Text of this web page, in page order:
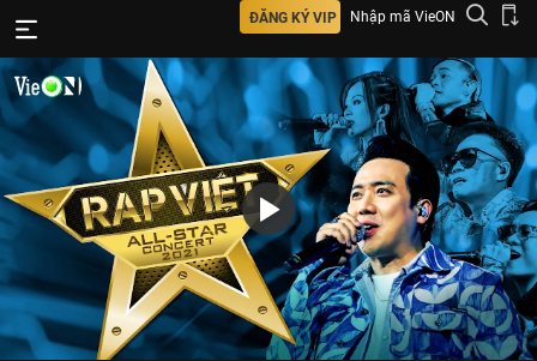
ĐĂNG KÝ VIP Nhập mã VieON